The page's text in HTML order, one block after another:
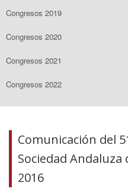
Congresos 2019
Congresos 2020
Congresos 2021
Congresos 2022
Comunicación del
Sociedad Andaluza
2016